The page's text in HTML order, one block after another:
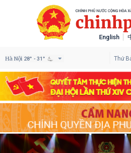
English
Thứ
Hà Nội 28° - 31°